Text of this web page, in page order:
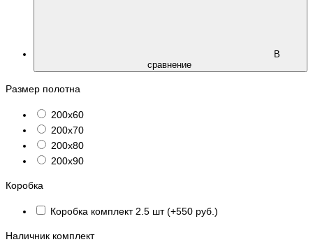
В
сравнение
Размер полотна
200х60
200х70
200х80
200х90
Коробка
Коробка комплект 2.5 шт (+550 руб.)
Наличник комплект